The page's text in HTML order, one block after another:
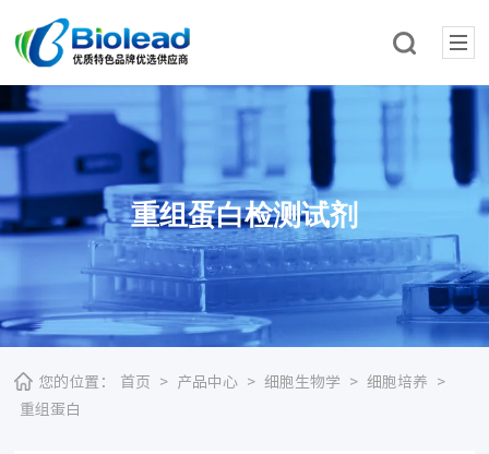
重组蛋白检测试剂
您的位置： 首页 > 产品中心 > 细胞生物学 > 细胞培养
>
重组蛋白